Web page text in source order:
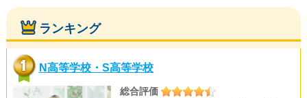
ランキング
N高等学校・S高等学校
総合評価